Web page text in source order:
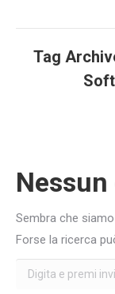
Tag
Sembra che
Forse la ricerca
Cerca: